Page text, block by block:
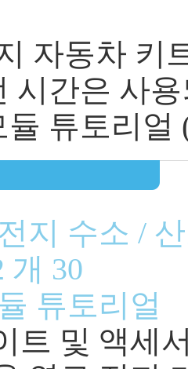
자동차 키
시간은 사
튜토리얼
지 수소 /
개 30
튜토리얼
트 및 액세